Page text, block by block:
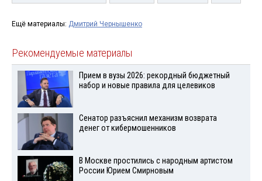
Ещё материалы: Дмитрий Чернышенко
Рекомендуемые материалы
Прием в вузы 2026: рекордный бюджетный
набор и новые правила для целевиков
Сенатор разъяснил механизм возврата
денег от кибермошенников
В Москве простились с народным артистом
России Юрием Смирновым